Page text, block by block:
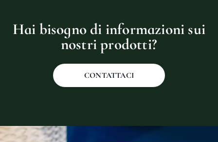
Hai bisogno di informazioni sui
nostri prodotti?
CONTATTACI